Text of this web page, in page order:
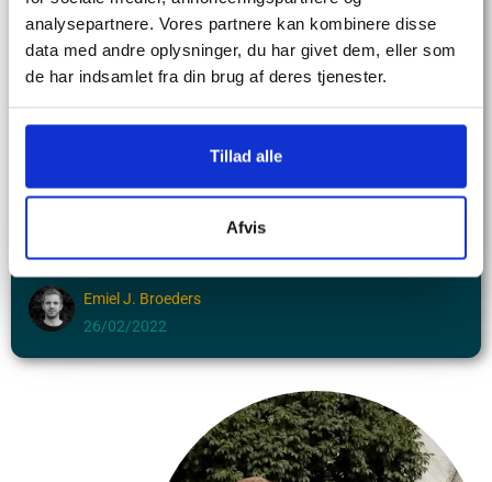
analysepartnere. Vores partnere kan kombinere disse
data med andre oplysninger, du har givet dem, eller som
de har indsamlet fra din brug af deres tjenester.
Tillad alle
Afvis
Tidsregistrering er et krav, ifølge EU-dom fra 2019
EU-dom fastslår, at tidsregistrering er et krav for alle
arbejdsgivere, da de skal kunne dokumentere . . .
Emiel J. Broeders
26/02/2022